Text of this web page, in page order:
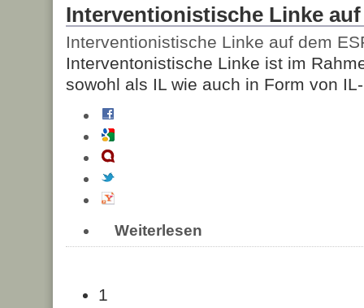
Interventionistische Linke
Interventionistische Linke auf dem
Interventonistische Linke ist im
sowohl als IL wie auch in Form von
Weiterlesen
1